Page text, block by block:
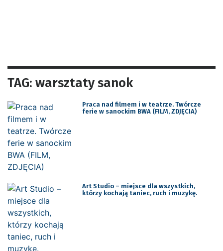
TAG: warsztaty sanok
Praca nad filmem i w teatrze. Twórcze
ferie w sanockim BWA (FILM, ZDJĘCIA)
Art Studio – miejsce dla wszystkich,
którzy kochają taniec, ruch i muzykę.